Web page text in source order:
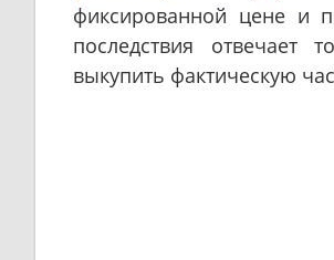
фиксированной цене и
последствия отвечает
выкупить фактическую